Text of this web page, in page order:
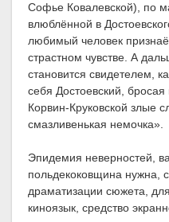
Софье Ковалевской), по
влюблённой в
любимый человек
страстном чувстве. А
становится свидетелем,
себя Достоевский,
Корвин-Круковской злые
смазливенькая немочка».
Эпидемия неверностей,
польдекоковщина нужна,
драматизации сюжета,
киноязык, средство